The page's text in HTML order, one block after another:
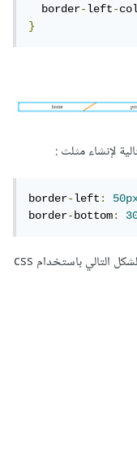
  border
-left-
}
لإنشاء مثلث :
border-left:
border-bottom:
وللتعلم اكثر حول صناعة الاشكال يمكننا عمل الشكل التالي باستخدام css